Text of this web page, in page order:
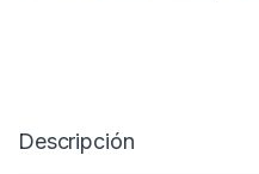
Descripción